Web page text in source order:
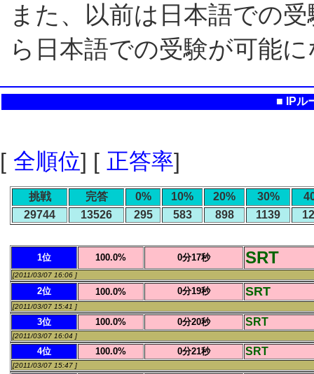
また、以前は日本語での
ら日本語での受験が可能
■ IPル
[ 全順位] [ 正答率]
挑戦 完答 0% 10% 20% 30%
29744
13526 295 583 898 1139
1位 100.0% 0分17秒 SRT
[2011/03/07 16:06 ]
2位 100.0% 0分19秒 SRT
[2011/03/07 15:41 ]
3位 100.0% 0分20秒 SRT
[2011/03/07 16:04 ]
4位 100.0% 0分21秒 SRT
[2011/03/07 15:47 ]